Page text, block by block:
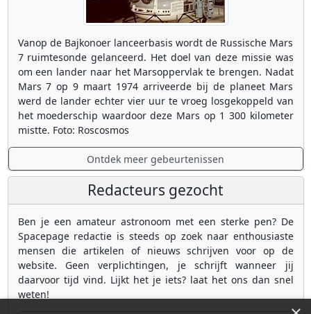
Vanop de Bajkonoer lanceerbasis wordt de Russische Mars
7 ruimtesonde gelanceerd. Het doel van deze missie was
om een lander naar het Marsoppervlak te brengen. Nadat
Mars 7 op 9 maart 1974 arriveerde bij de planeet Mars
werd de lander echter vier uur te vroeg losgekoppeld van
het moederschip waardoor deze Mars op 1 300 kilometer
mistte. Foto: Roscosmos
Ontdek meer gebeurtenissen
Redacteurs gezocht
Ben je een amateur astronoom met een sterke pen? De
Spacepage redactie is steeds op zoek naar enthousiaste
mensen die artikelen of nieuws schrijven voor op de
website. Geen verplichtingen, je schrijft wanneer jij
daarvoor tijd vind. Lijkt het je iets? laat het ons dan snel
weten!